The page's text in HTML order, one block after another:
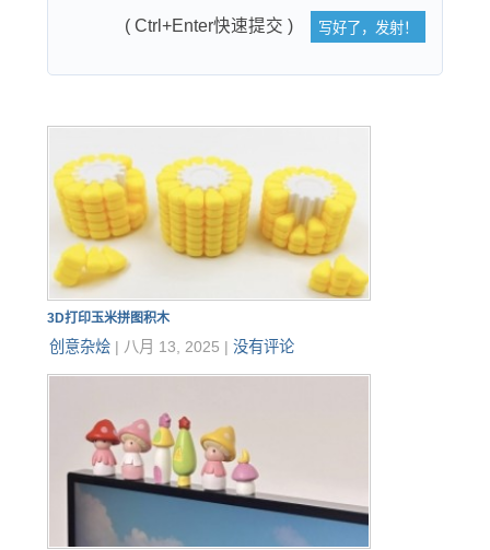
( Ctrl+Enter快速提交 )
3D打印玉米拼图积木
创意杂烩| 八月 13, 2025 | 没有评论